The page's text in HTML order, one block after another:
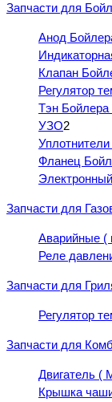
Запчасти для
Анод
Клапан
Регулятор
Тэн Бойлера
УЗО2
Фланец
Запчасти для
Аварийные (
Реле
Запчасти для
Регулятор
Запчасти для
Двигатель (
Крышка